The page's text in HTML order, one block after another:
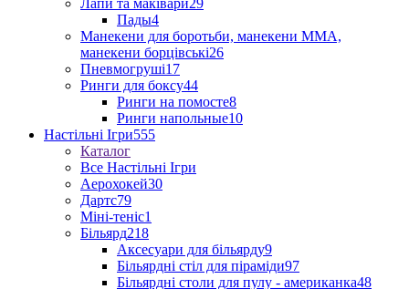
Лапи та маківари29
Пады4
Манекени для боротьби, манекени ММА,
манекени борцівські26
Пневмогруші17
Ринги для боксу44
Ринги на помосте8
Ринги напольные10
Настільні Ігри555
Каталог
Все Настільні Ігри
Аерохокей30
Дартс79
Міні-теніс1
Більярд218
Аксесуари для більярду9
Більярдні стіл для піраміди97
Більярдні столи для пулу - американка48